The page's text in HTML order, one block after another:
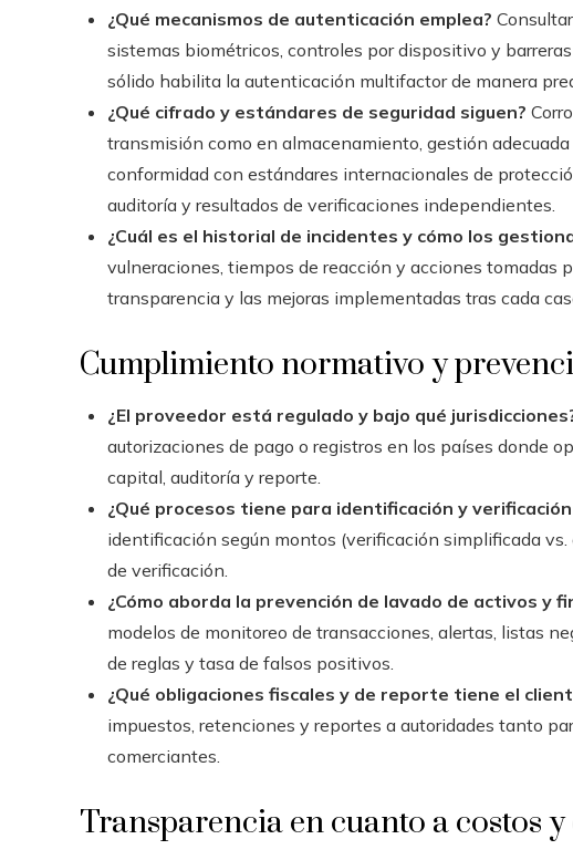
¿Qué mecanismos de autenticación emplea?
sistemas biométricos, controles por dispositivo y
sólido habilita la autenticación multifactor de manera
¿Qué cifrado y estándares de seguridad siguen?
transmisión como en almacenamiento, gestión
conformidad con estándares internacionales de
auditoría y resultados de verificaciones independientes.
¿Cuál es el historial de incidentes y cómo los
vulneraciones, tiempos de reacción y acciones tomadas
transparencia y las mejoras implementadas tras cada
Cumplimiento normativo y
¿El proveedor está regulado y bajo qué
autorizaciones de pago o registros en los países donde
capital, auditoría y reporte.
¿Qué procesos tiene para identificación y
identificación según montos (verificación simplificada
de verificación.
¿Cómo aborda la prevención de lavado de activos y
modelos de monitoreo de transacciones, alertas, listas
de reglas y tasa de falsos positivos.
¿Qué obligaciones fiscales y de reporte tiene el
impuestos, retenciones y reportes a autoridades tanto
comerciantes.
Transparencia en cuanto a costos